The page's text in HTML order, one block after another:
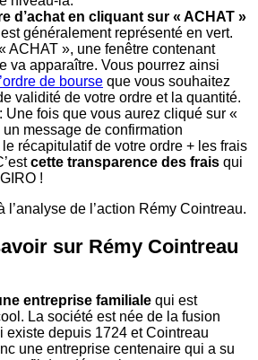
d’achat en cliquant sur « ACHAT »
généralement représenté en vert.
ACHAT », une fenêtre contenant
va apparaître. Vous pourrez ainsi
de bourse que vous souhaitez
validité de votre ordre et la quantité.
: Une fois que vous aurez cliqué sur «
un message de confirmation
le récapitulatif de votre ordre + les frais
cette transparence des frais qui
!
l’analyse de l’action Rémy Cointreau.
sur Rémy Cointreau
entreprise familiale qui est
La société est née de la fusion
existe depuis 1724 et Cointreau
une entreprise centenaire qui a su